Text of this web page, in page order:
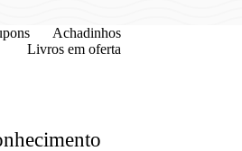
Achadinhos
Livros em oferta